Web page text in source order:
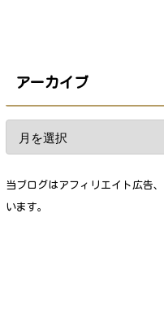
アーカイブ
当ブログはアフィリエイト広告
います。